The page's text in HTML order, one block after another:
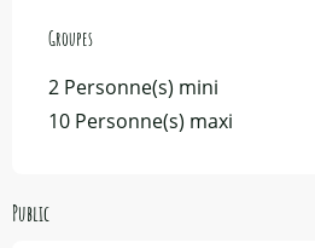
Groupes
Groupes
2 Personne(s) mini
10 Personne(s) maxi
Public